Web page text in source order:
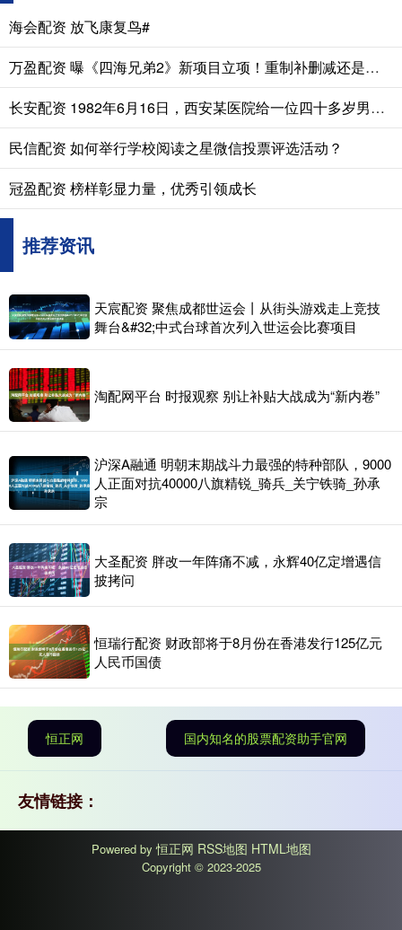
海会配资 放飞康复鸟#
万盈配资 曝《四海兄弟2》新项目立项！重制补删减还是新作续传奇？
长安配资 1982年6月16日，西安某医院给一位四十多岁男人做遗体解剖。医生发
民信配资 如何举行学校阅读之星微信投票评选活动？
冠盈配资 榜样彰显力量，优秀引领成长
推荐资讯
天宸配资 聚焦成都世运会丨从街头游戏走上竞技
舞台&#32;中式台球首次列入世运会比赛项目
淘配网平台 时报观察 别让补贴大战成为“新内卷”
沪深A融通 明朝末期战斗力最强的特种部队，9000
人正面对抗40000八旗精锐_骑兵_关宁铁骑_孙承
宗
大圣配资 胖改一年阵痛不减，永辉40亿定增遇信
披拷问
恒瑞行配资 财政部将于8月份在香港发行125亿元
人民币国债
恒正网 国内知名的股票配资助手官网
友情链接：
Powered by恒正网 RSS地图 HTML地图
Copyright © 2023-2025